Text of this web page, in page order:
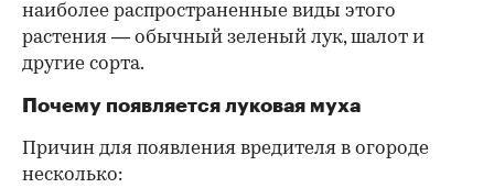
наиболее распространенные виды этого
растения — обычный зеленый лук, шалот и
другие сорта.
Почему появляется луковая муха
Причин для появления вредителя в огороде
несколько: